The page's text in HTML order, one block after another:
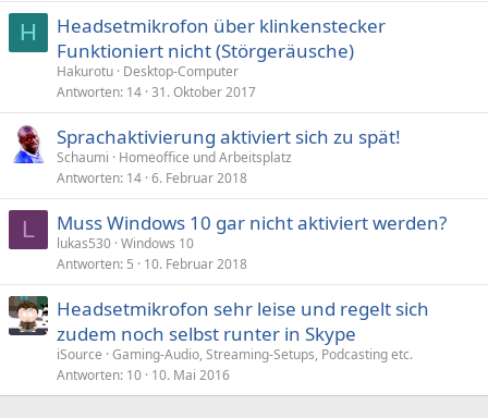
H
Headsetmikrofon über klinkenstecker
Funktioniert nicht (Störgeräusche)
Hakurotu Desktop-Computer
Antworten 14 31. Oktober 2017
Sprachaktivierung aktiviert sich zu spät!
Schaumi
Homeoffice und Arbeitsplatz
Antworten 14 6. Februar 2018
L Muss Windows 10 gar nicht aktiviert werden?
lukas530 Windows 10
Antworten 5 10. Februar 2018
Headsetmikrofon sehr leise und regelt sich
zudem noch selbst runter in Skype
iSource Gaming-Audio, Streaming-Setups, Podcasting etc.
Antworten 10 10. Mai 2016